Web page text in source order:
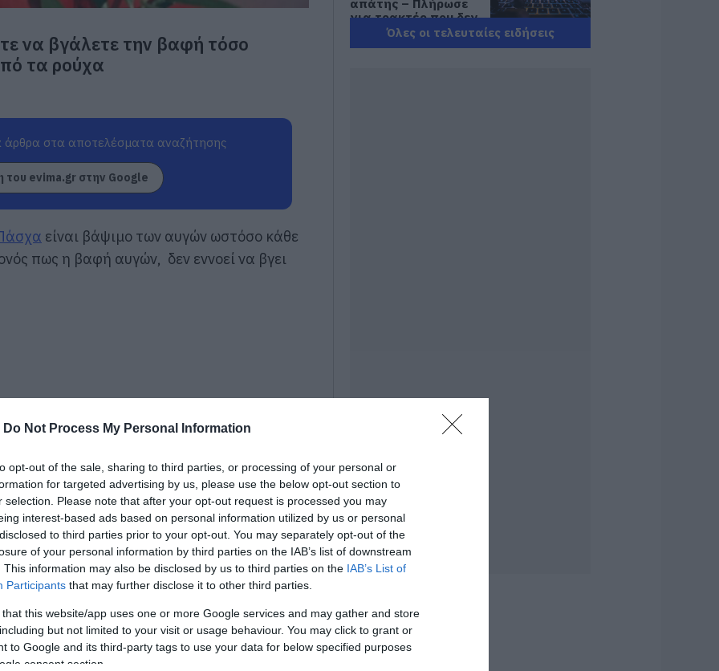
Do Not Process My Personal Information
opt-out of the sale, sharing to third parties, or processing of your personal or
for targeted advertising by us, please use the below opt-out section to
selection. Please note that after your opt-out request is processed you may
interest-based ads based on personal information utilized by us or personal
to third parties prior to your opt-out. You may separately opt-out of the
of your personal information by third parties on the IAB’s list of downstream
This information may also be disclosed by us to third parties on the IAB’s List of
Participants that may further disclose it to other third parties.
that this website/app uses one or more Google services and may gather and store
but not limited to your visit or usage behaviour. You may click to grant or
to Google and its third-party tags to use your data for below specified purposes
consent section.
να βγάλετε την βαφή τόσο
τα ρούχα
στα αποτελέσματα αναζήτησης
του evima.gr στην Google
είναι βάψιμο των αυγών ωστόσο κάθε
πως η βαφή αυγών, δεν εννοεί να βγει
κόλπα ώστε να βγάλετε την βαφή τόσο
αλλά τονίζεται πως η χρήση γαντιών
πάλι η βαφή μπορεί να περάσει και λερωθεί
από το δέρμα, μπορείτε να
απάτης – Πλήρωσε
για τρακτέρ που δεν
παρέλαβε
Δείτε τι έκανε
Μητέρα και γιος οι
σύγκρουση
αυτοκινήτου με
φορτηγό
07.08.2026 | 19:40
στην Εύβοια: Το
τελευταίο «αντίο»
στον 36χρονο
επιχειρηματία
Όλες οι τελευταίες ειδήσεις